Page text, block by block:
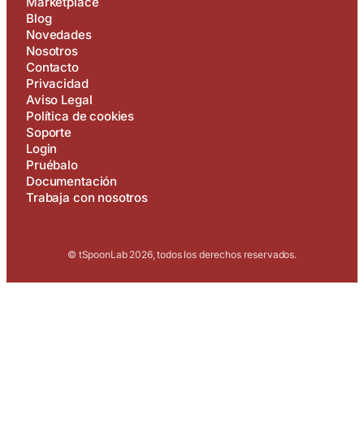
Blog
Novedades
Nosotros
Contacto
Privacidad
Aviso Legal
Política de cookies
Soporte
Login
Pruébalo
Documentación
Trabaja con nosotros
© tSpoonLab 2026, todos los derechos reservados.